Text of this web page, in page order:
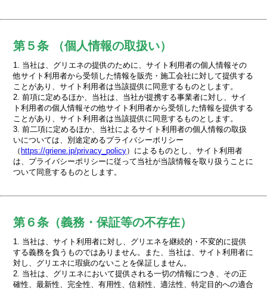
第５条 （個人情報の取扱い）
1. 当社は、グリエネの提供のために、サイト利用者の個人情報その
他サイト利用者から受領した情報を販売・施工会社に対して提供する
ことがあり、サイト利用者は当該提供に同意するものとします。
2. 前項に定めるほか、当社は、当社が提携する事業者に対し、サイ
ト利用者の個人情報その他サイト利用者から受領した情報を提供する
ことがあり、サイト利用者は当該提供に同意するものとします。
3. 前二項に定めるほか、当社によるサイト利用者の個人情報の取扱
いについては、別途定めるプライバシーポリシー
（ https://griene.jp/privacy_policy）によるものとし、サイト利用者
は、プライバシーポリシーに従って当社が当該情報を取り扱うことに
ついて同意するものとします。
第６条（義務・保証等の不存在）
1. 当社は、サイト利用者に対し、グリエネを継続的・不変的に提供
する義務を負うものではありません。また、当社は、サイト利用者に
対し、グリエネに瑕疵のないことを保証しません。
2. 当社は、グリエネにおいて提供される一切の情報につき、その正
確性、最新性、完全性、有用性、信頼性、適法性、特定目的への適合